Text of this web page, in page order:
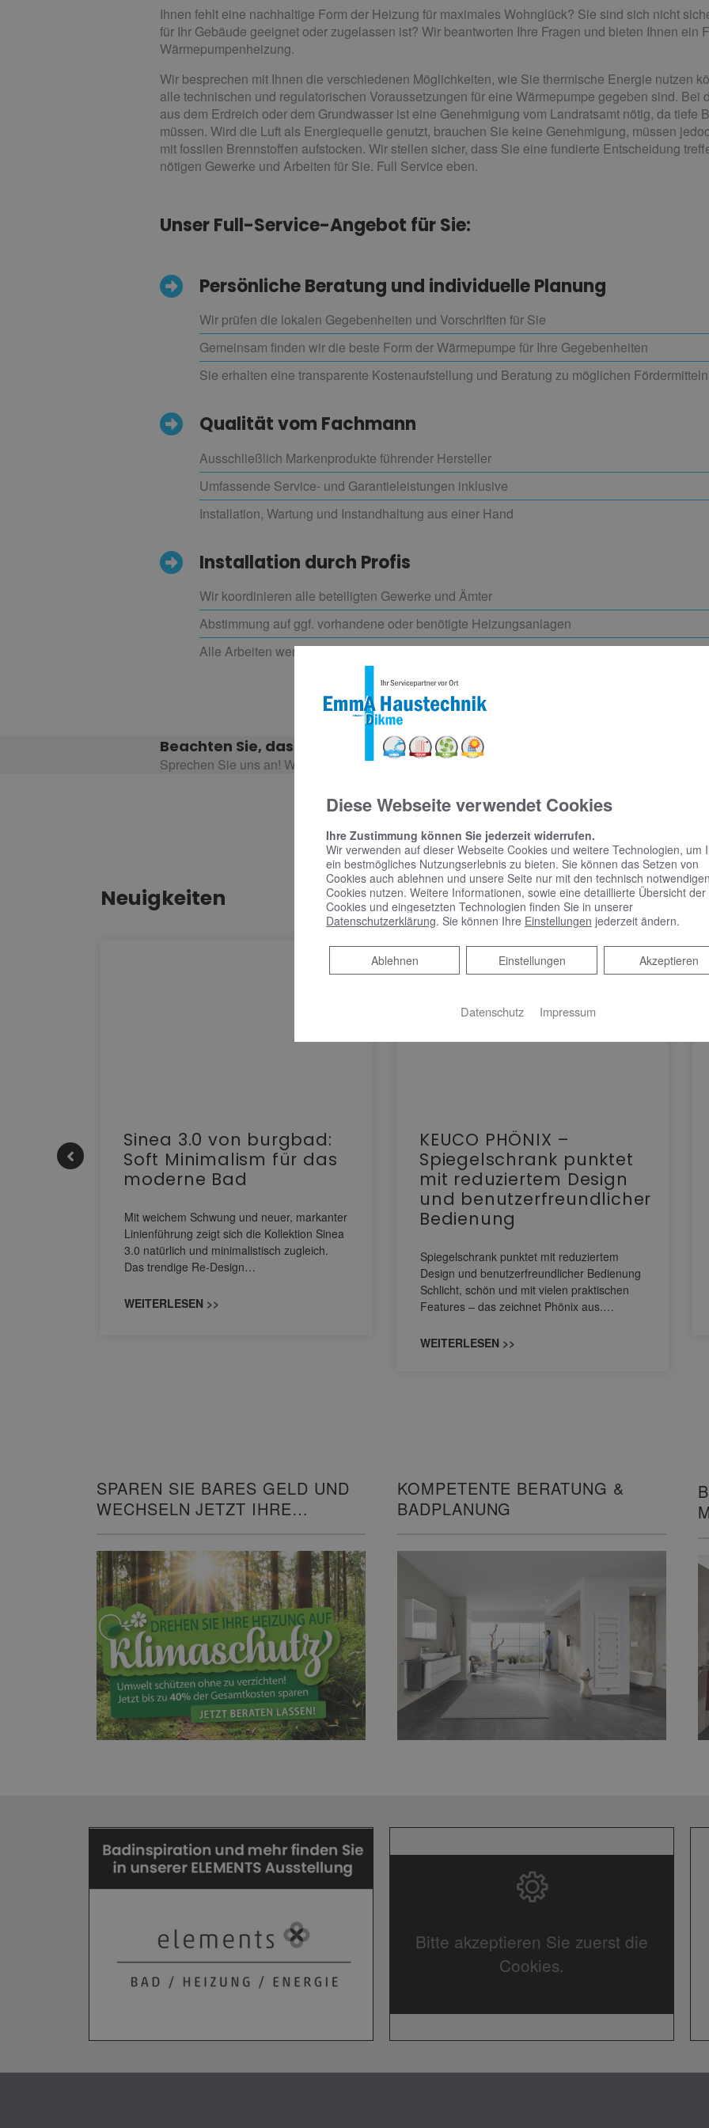
Ihnen fehlt eine nachhaltige Form der Heizung für maximales Wohnglück? Sie sind sich nicht
für Ihr Gebäude geeignet oder zugelassen ist? Wir beantworten Ihre Fragen und bieten Ihnen ein
Wärmepumpenheizung.
Wir besprechen mit Ihnen die verschiedenen Möglichkeiten, wie Sie thermische Energie nutzen
alle technischen und regulatorischen Voraussetzungen für eine Wärmepumpe gegeben sind. Bei
aus dem Erdreich oder dem Grundwasser ist eine Genehmigung vom Landratsamt nötig, da tiefe
müssen. Wird die Luft als Energiequelle genutzt, brauchen Sie keine Genehmigung, müssen
mit fossilen Brennstoffen aufstocken. Wir stellen sicher, dass Sie eine fundierte Entscheidung
nötigen Gewerke und Arbeiten für Sie. Full Service eben.
Unser Full-Service-Angebot für Sie:
Persönliche Beratung und individuelle Planung
Wir prüfen die lokalen Gegebenheiten und Vorschriften für Sie
Gemeinsam finden wir die beste Form der Wärmepumpe für Ihre Gegebenheiten
Sie erhalten eine transparente Kostenaufstellung und Beratung zu möglichen Fördermitteln
Qualität vom Fachmann
Ausschließlich Markenprodukte führender Hersteller
Umfassende Service- und Garantieleistungen inklusive
Installation, Wartung und Instandhaltung aus einer Hand
Installation durch Profis
Wir koordinieren alle beteiligten Gewerke und Ämter
Abstimmung auf ggf. vorhandene oder benötigte Heizungsanlagen
Alle Arbeiten werden sorgfältig und termingerecht ausgeführt
Beachten Sie, dass es eventuell Fördermöglichkeiten gibt.
Sprechen Sie uns an! Wir informieren Sie.
Neuigkeiten
Sinea 3.0 von burgbad:
Soft Minimalism für das
moderne Bad
Mit weichem Schwung und neuer, markanter
Linienführung zeigt sich die Kollektion Sinea
3.0 natürlich und minimalistisch zugleich.
Das trendige Re-Design…
WEITERLESEN >>
KEUCO PHÖNIX –
Spiegelschrank punktet
mit reduziertem Design
und benutzerfreundlicher
Bedienung
Spiegelschrank punktet mit reduziertem
Design und benutzerfreundlicher Bedienung
Schlicht, schön und mit vielen praktischen
Features – das zeichnet Phönix aus.…
WEITERLESEN >>
SPAREN SIE BARES GELD UND
WECHSELN JETZT IHRE
KOMPETENTE BERATUNG &
BADPLANUNG
Bitte akzeptieren Sie zuerst die
Cookies.
Diese Webseite verwendet Cookies
Ihre Zustimmung können Sie jederzeit widerrufen.
Wir verwenden auf dieser Webseite Cookies und weitere Technologien, um
ein bestmögliches Nutzungserlebnis zu bieten. Sie können das Setzen von
Cookies auch ablehnen und unsere Seite nur mit den technisch notwendigen
Cookies nutzen. Weitere Informationen, sowie eine detaillierte Übersicht der
Cookies und eingesetzten Technologien finden Sie in unserer
Datenschutzerklärung. Sie können Ihre Einstellungen jederzeit ändern.
Akzeptieren
Einstellungen
Ablehnen
Ablehnen
Datenschutz Impressum